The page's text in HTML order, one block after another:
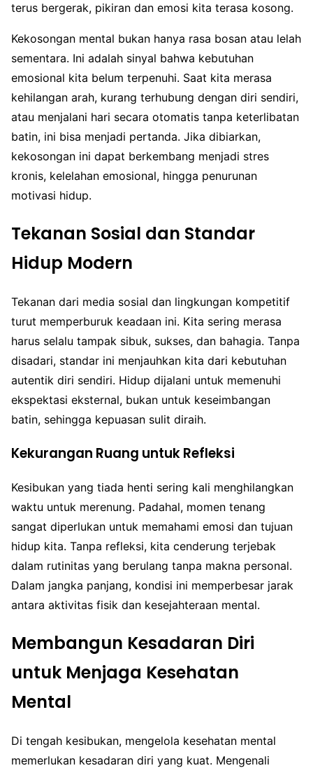
terus bergerak, pikiran dan emosi kita terasa kosong.
Kekosongan mental bukan hanya rasa bosan atau lelah
sementara. Ini adalah sinyal bahwa kebutuhan
emosional kita belum terpenuhi. Saat kita merasa
kehilangan arah, kurang terhubung dengan diri sendiri,
atau menjalani hari secara otomatis tanpa keterlibatan
batin, ini bisa menjadi pertanda. Jika dibiarkan,
kekosongan ini dapat berkembang menjadi stres
kronis, kelelahan emosional, hingga penurunan
motivasi hidup.
Tekanan Sosial dan Standar
Hidup Modern
Tekanan dari media sosial dan lingkungan kompetitif
turut memperburuk keadaan ini. Kita sering merasa
harus selalu tampak sibuk, sukses, dan bahagia. Tanpa
disadari, standar ini menjauhkan kita dari kebutuhan
autentik diri sendiri. Hidup dijalani untuk memenuhi
ekspektasi eksternal, bukan untuk keseimbangan
batin, sehingga kepuasan sulit diraih.
Kekurangan Ruang untuk Refleksi
Kesibukan yang tiada henti sering kali menghilangkan
waktu untuk merenung. Padahal, momen tenang
sangat diperlukan untuk memahami emosi dan tujuan
hidup kita. Tanpa refleksi, kita cenderung terjebak
dalam rutinitas yang berulang tanpa makna personal.
Dalam jangka panjang, kondisi ini memperbesar jarak
antara aktivitas fisik dan kesejahteraan mental.
Membangun Kesadaran Diri
untuk Menjaga Kesehatan
Mental
Di tengah kesibukan, mengelola kesehatan mental
memerlukan kesadaran diri yang kuat. Mengenali